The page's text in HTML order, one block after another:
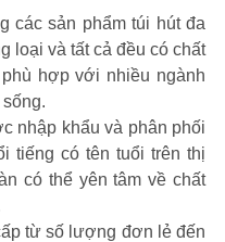
các sản phẩm túi hút đa
loại và tất cả đều có chất
hợp với nhiều ngành
nhập khẩu và phân phối
tiếng có tên tuổi trên thị
có thể yên tâm về chất
từ số lượng đơn lẻ đến